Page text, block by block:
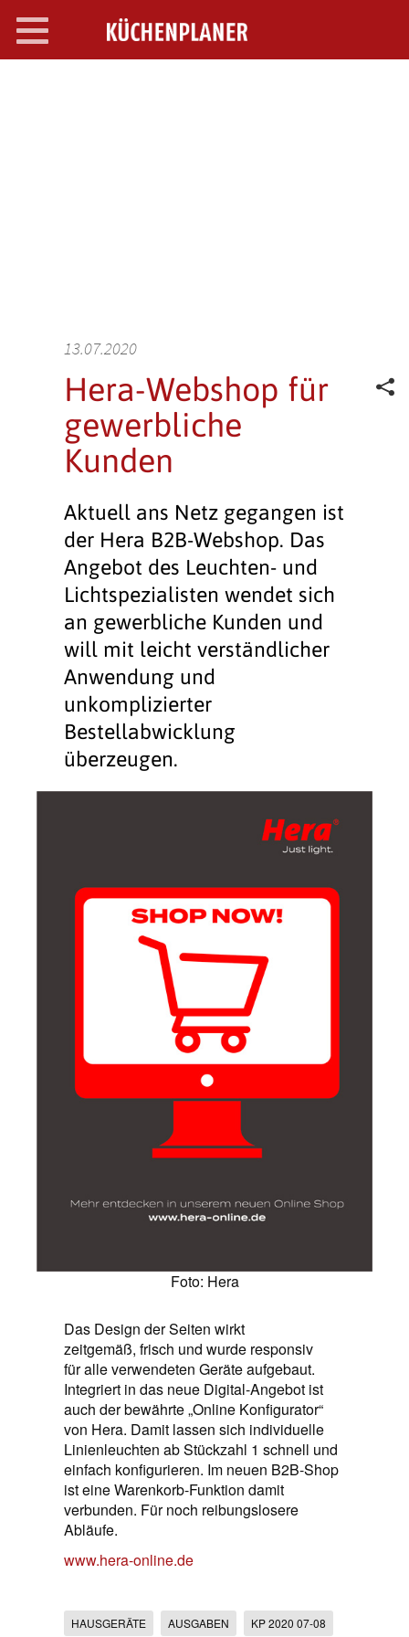
Toggle
navigation
13.07.2020
Hera-Webshop für
gewerbliche
Kunden
Aktuell ans Netz gegangen ist
der Hera B2B-Webshop. Das
Angebot des Leuchten- und
Lichtspezialisten wendet sich
an gewerbliche Kunden und
will mit leicht verständlicher
Anwendung und
unkomplizierter
Bestellabwicklung
überzeugen.
Foto: Hera
Das Design der Seiten wirkt
zeitgemäß, frisch und wurde responsiv
für alle verwendeten Geräte aufgebaut.
Integriert in das neue Digital-Angebot ist
auch der bewährte „Online Konfigurator“
von Hera. Damit lassen sich individuelle
Linienleuchten ab Stückzahl 1 schnell und
einfach konfigurieren. Im neuen B2B-Shop
ist eine Warenkorb-Funktion damit
verbunden. Für noch reibungslosere
Abläufe.
www.hera-online.de
HAUSGERÄTE AUSGABEN KP 2020 07-08